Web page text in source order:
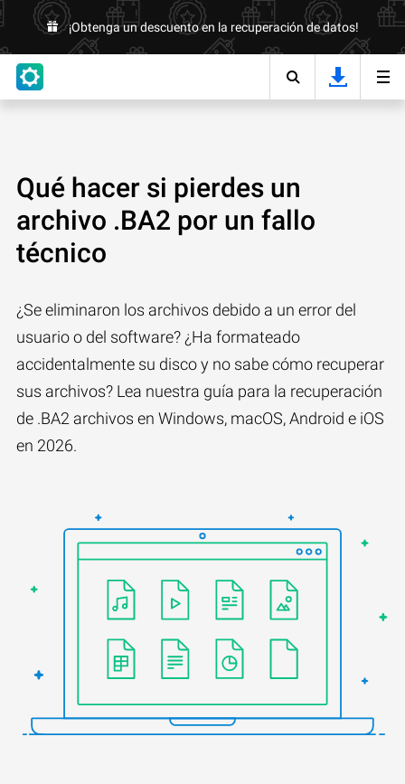
¡Obtenga un descuento en la recuperación de datos!
Qué hacer si pierdes un
archivo .BA2 por un fallo
técnico
¿Se eliminaron los archivos debido a un error del
usuario o del software? ¿Ha formateado
accidentalmente su disco y no sabe cómo recuperar
sus archivos? Lea nuestra guía para la recuperación
de .BA2 archivos en Windows, macOS, Android e iOS
en 2026.